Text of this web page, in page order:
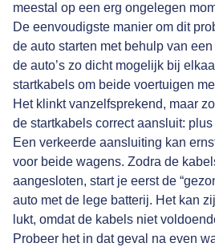
meestal op een erg ongelegen
De eenvoudigste manier om dit
de auto starten met behulp van
de auto’s zo dicht mogelijk bij
startkabels om beide voertuigen
Het klinkt vanzelfsprekend, maar
de startkabels correct aansluit:
Een verkeerde aansluiting kan
voor beide wagens. Zodra de
aangesloten, start je eerst de
auto met de lege batterij. Het kan
lukt, omdat de kabels niet
Probeer het in dat geval na even